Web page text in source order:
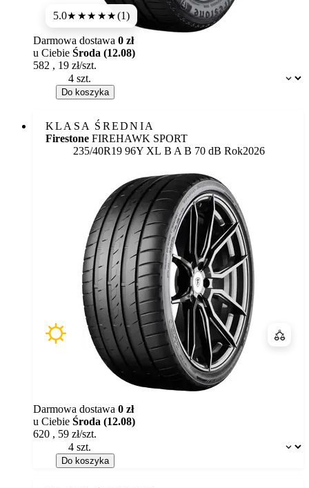
5.0★★★★★(1)
Dostępność:
Darmowa dostawa 0 zł
u Ciebie Środa (12.08)
582 , 19 zł/szt.
Do koszyka
KLASA ŚREDNIA
Firestone FIREHAWK SPORT
235/40R19 96Y XL Etykieta:
B A B 70 dB Rok2026
Dostępność:
Darmowa dostawa 0 zł
u Ciebie Środa (12.08)
620 , 59 zł/szt.
Do koszyka